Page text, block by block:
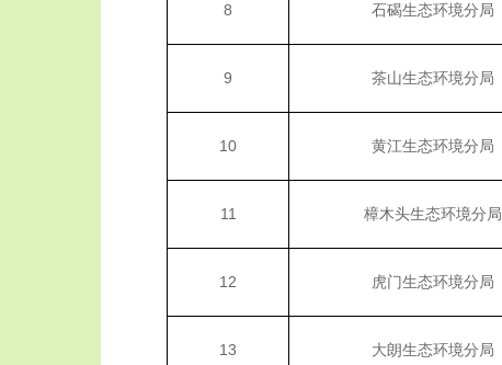
8 石碣生态环境分局
9 茶山生态环境分局
10 黄江生态环境分局
11 樟木头生态环境分局
12 虎门生态环境分局
13 大朗生态环境分局